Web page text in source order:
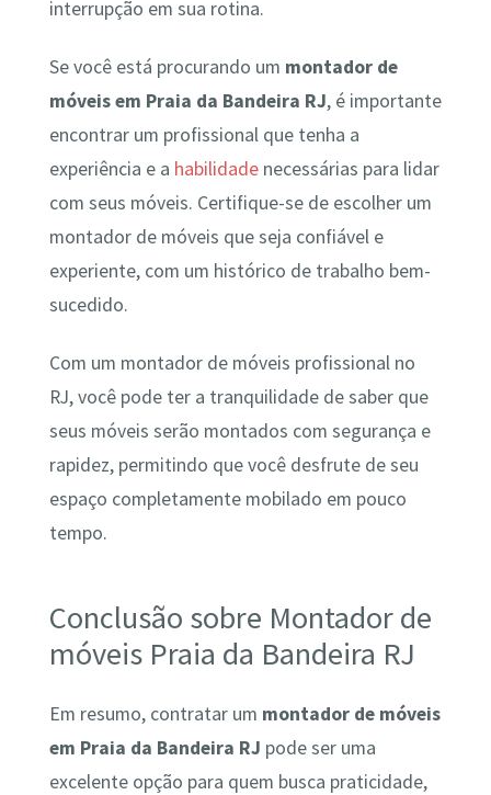
interrupção em sua rotina.
Se você está procurando um montador de
móveis em Praia da Bandeira RJ, é importante
encontrar um profissional que tenha a
experiência e a habilidadenecessárias para lidar
com seus móveis. Certifique-se de escolher um
montador de móveis que seja confiável e
experiente, com um histórico de trabalho bem-
sucedido.
Com um montador de móveis profissional no
RJ, você pode ter a tranquilidade de saber que
seus móveis serão montados com segurança e
rapidez, permitindo que você desfrute de seu
espaço completamente mobilado em pouco
tempo.
Conclusão sobre Montador de
móveis Praia da Bandeira RJ
Em resumo, contratar um montador de móveis
em Praia da Bandeira RJ pode ser uma
excelente opção para quem busca praticidade,